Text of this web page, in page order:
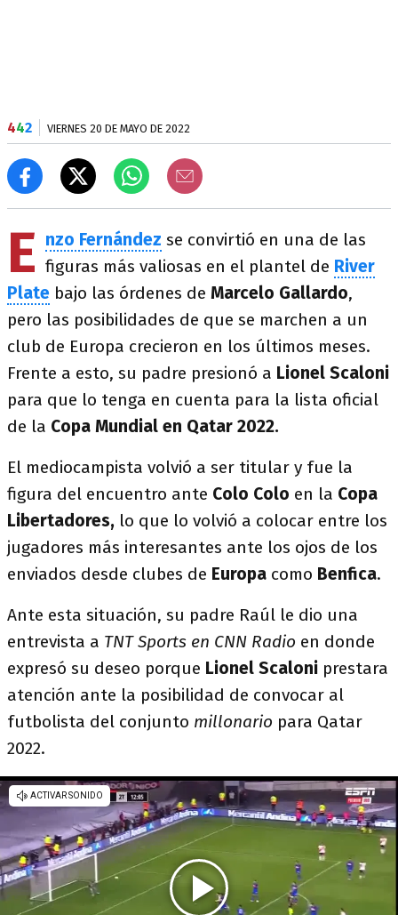
442 VIERNES 20 DE MAYO DE 2022
E nzo Fernández se convirtió en una de las
figuras más valiosas en el plantel de River
Plate bajo las órdenes de Marcelo Gallardo,
pero las posibilidades de que se marchen a un
club de Europa crecieron en los últimos meses.
Frente a esto, su padre presionó a Lionel Scaloni
para que lo tenga en cuenta para la lista oficial
de la Copa Mundial en Qatar 2022.
El mediocampista volvió a ser titular y fue la
figura del encuentro ante Colo Colo en la Copa
Libertadores, lo que lo volvió a colocar entre los
jugadores más interesantes ante los ojos de los
enviados desde clubes de Europa como Benfica.
Ante esta situación, su padre Raúl le dio una
entrevista a TNT Sports en CNN Radio en donde
expresó su deseo porque Lionel Scaloni prestara
atención ante la posibilidad de convocar al
futbolista del conjunto millonario para Qatar
2022.